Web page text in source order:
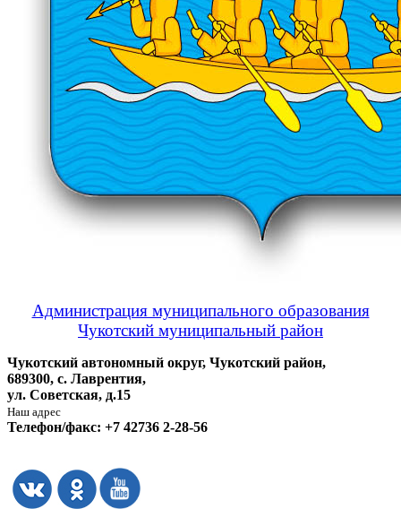
Администрация муниципального образования
Чукотский муниципальный район
Чукотский автономный округ, Чукотский район,
689300, с. Лаврентия,
ул. Советская, д.15
Наш адрес
Телефон/факс: +7 42736 2-28-56